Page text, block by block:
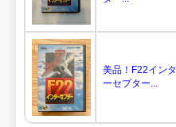
美品！F22インタ
ーセプター...